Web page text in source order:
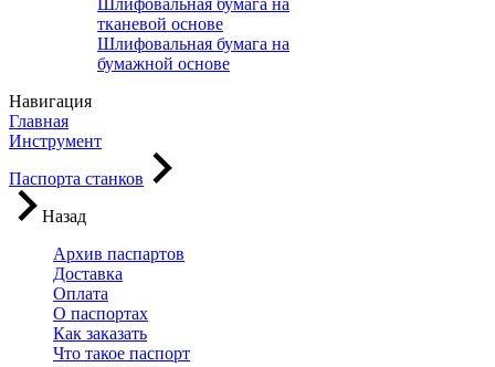
Шлифовальная бумага на
тканевой основе
Шлифовальная бумага на
бумажной основе
Навигация
Главная
Инструмент
Паспорта станков
Назад
Архив паспартов
Доставка
Оплата
О паспортах
Как заказать
Что такое паспорт